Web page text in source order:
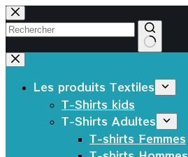
Passer
au
contenu
Aucun
résultat
Les produits Textiles
T-Shirts kids
T-Shirts Adultes
T-shirts Femmes